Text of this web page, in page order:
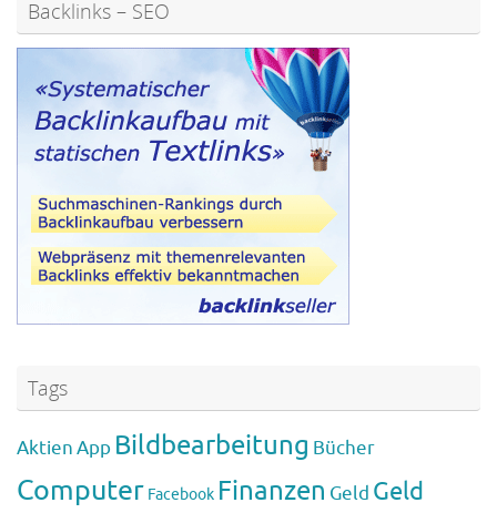
Backlinks – SEO
Tags
AktienApp Bildbearbeitung Bücher
Computer Facebook Finanzen Geld Geld